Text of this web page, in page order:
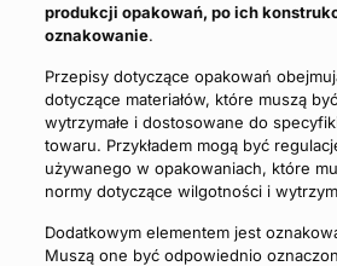
produkcji opakowań, po ich
oznakowanie.
Przepisy dotyczące opakowań
dotyczące materiałów, które muszą
wytrzymałe i dostosowane do
towaru. Przykładem mogą być
używanego w opakowaniach, które
normy dotyczące wilgotności i
Dodatkowym elementem jest
Muszą one być odpowiednio